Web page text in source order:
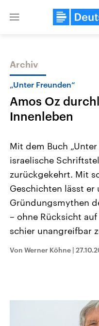
Close
Themen
Landtagswahl Sachsen-
2026
Alle Informationen
Sachsen-Anhalt wählt am
September 2026 einen
Landtag. Seit 2021 wird
Bundesland von einer
Umfragen, Prognosen,
und Hintergründe zu den
und Kandidaten der
Sendungen
Archiv
„Unter Freunden“
Amos Oz
Innenleben
Mit dem Buch
israelische
zurückgekehrt. Mit
Geschichten lässt er
Gründungsmythen
– ohne Rücksicht
schier unangreifbar
Von Werner Köhne |